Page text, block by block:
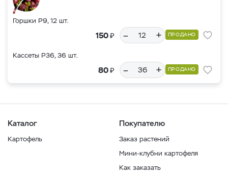
Горшки Р9, 12 шт.
150₽ – + ПРОДАНО
Кассеты Р36, 36 шт.
80₽ – + ПРОДАНО
Каталог
Картофель
Покупателю
Заказ растений
Мини-клубни картофеля
Как заказать